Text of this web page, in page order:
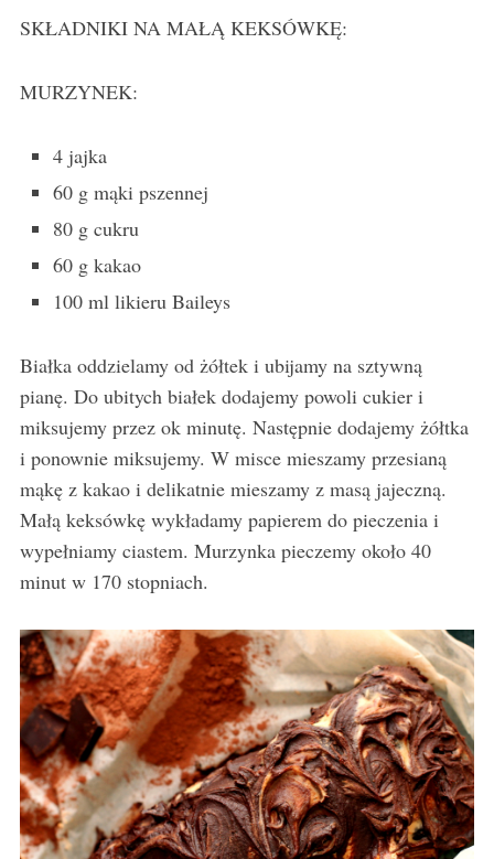
SKŁADNIKI NA MAŁĄ KEKSÓWKĘ:
MURZYNEK:
4 jajka
60 g mąki pszennej
80 g cukru
60 g kakao
100 ml likieru Baileys
Białka oddzielamy od żółtek i ubijamy na sztywną
pianę. Do ubitych białek dodajemy powoli cukier i
miksujemy przez ok minutę. Następnie dodajemy żółtka
i ponownie miksujemy. W misce mieszamy przesianą
mąkę z kakao i delikatnie mieszamy z masą jajeczną.
Małą keksówkę wykładamy papierem do pieczenia i
wypełniamy ciastem. Murzynka pieczemy około 40
minut w 170 stopniach.